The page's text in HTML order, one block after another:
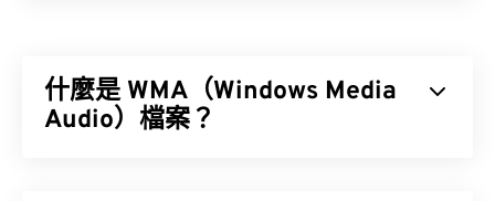
不會損失原始音訊的品質或數據，但也意味著 AIFF
檔案會佔用更多空間。 AIFF 可以定位
什麼是 WMA（Windows Media
Audio）檔案？